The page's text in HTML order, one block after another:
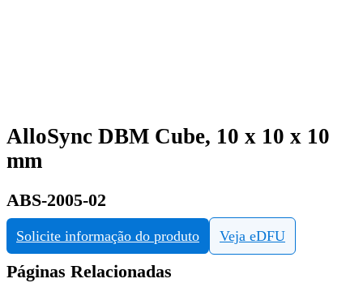
AlloSync DBM Cube, 10 x 10 x 10
mm
ABS-2005-02
Solicite informação do produto Veja eDFU
Páginas Relacionadas